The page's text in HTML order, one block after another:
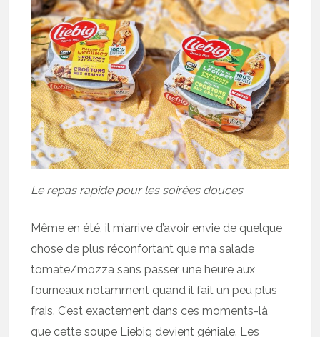
Le repas rapide pour les soirées douces
Même en été, il m’arrive d’avoir envie de quelque
chose de plus réconfortant que ma salade
tomate/mozza sans passer une heure aux
fourneaux notamment quand il fait un peu plus
frais. C’est exactement dans ces moments-là
que cette soupe Liebig devient géniale. Les